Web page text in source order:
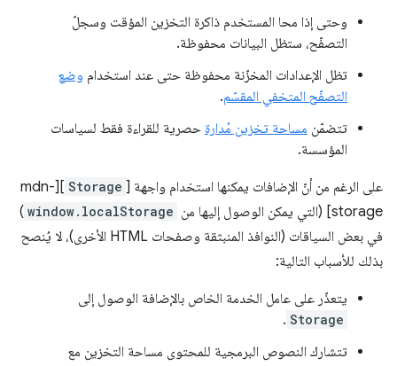
وحتى إذا محا المستخدم ذاكرة التخزين المؤقت وسجلّ
التصفّح، ستظل البيانات محفوظة.
تظل الإعدادات المخزّنة محفوظة حتى عند استخدام وضع
التصفّح المتخفي المقسّم.
تتضمّن مساحة تخزين مُدارة حصرية للقراءة فقط لسياسات
المؤسسة.
على الرغم من أنّ الإضافات يمكنها استخدام واجهة [ Storage
][mdn-
storage] (التي يمكن الوصول إليها من
window.localStorage
)
في بعض السياقات (النوافذ المنبثقة وصفحات HTML الأخرى)، لا يُنصح
بذلك للأسباب التالية:
يتعذّر على عامل الخدمة الخاص بالإضافة الوصول إلى
Storage
.
تتشارك النصوص البرمجية للمحتوى مساحة التخزين مع